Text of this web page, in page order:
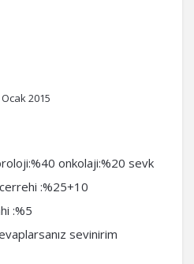
2015
onkolaji:%20 sevk
:%25+10
:%5
sevinirim